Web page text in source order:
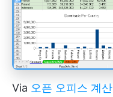
Via 오픈 오피스 계산